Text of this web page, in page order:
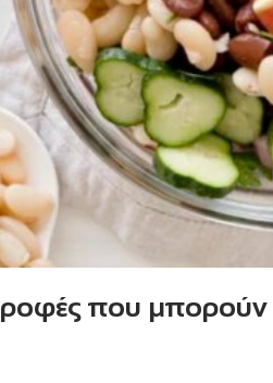
που